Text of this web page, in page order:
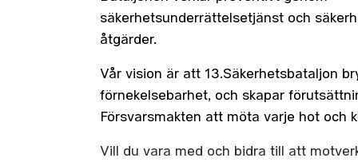
säkerhetsunderrättelsetjänst och
åtgärder.
Vår vision är att 13.Säkerhetsbataljon
förnekelsebarhet, och skapar
Försvarsmakten att möta varje hot och
Vill du vara med och bidra till att